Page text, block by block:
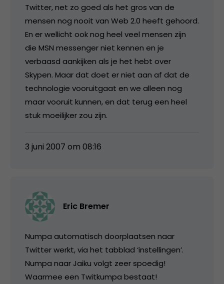
Twitter, net zo goed als het gros van de
mensen nog nooit van Web 2.0 heeft gehoord.
En er wellicht ook nog heel veel mensen zijn
die MSN messenger niet kennen en je
verbaasd aankijken als je het hebt over
Skypen. Maar dat doet er niet aan af dat de
technologie vooruitgaat en we alleen nog
maar vooruit kunnen, en dat terug een heel
stuk moeilijker zou zijn.
3 juni 2007 om 08:16
Eric Bremer
Numpa automatisch doorplaatsen naar
Twitter werkt, via het tabblad ‘instellingen’.
Numpa naar Jaiku volgt zeer spoedig!
Waarmee een Twitkumpa bestaat!